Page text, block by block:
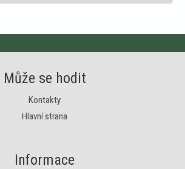
Může se hodit
Kontakty
Hlavní strana
Informace